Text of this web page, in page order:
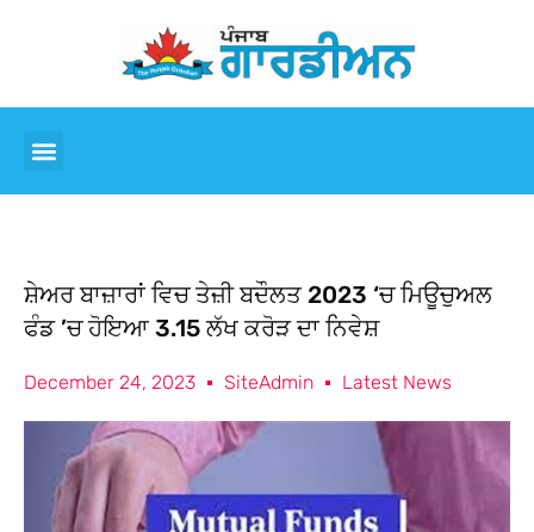
ਸ਼ੇਅਰ ਬਾਜ਼ਾਰਾਂ ਵਿਚ ਤੇਜ਼ੀ ਬਦੌਲਤ 2023 ‘ਚ ਮਿਊਚੁਅਲ
ਫੰਡ ’ਚ ਹੋਇਆ 3.15 ਲੱਖ ਕਰੋੜ ਦਾ ਨਿਵੇਸ਼
December 24, 2023 SiteAdmin Latest News